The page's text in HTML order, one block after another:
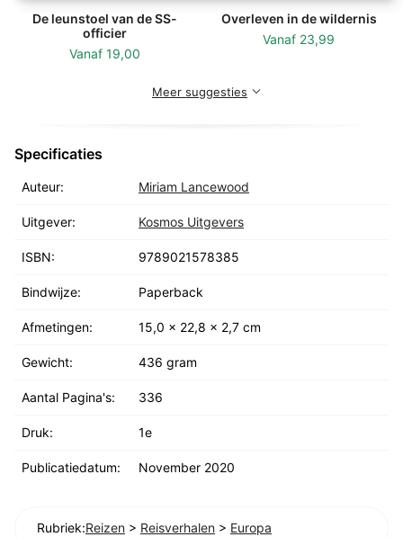
De leunstoel van de SS-
officier
Vanaf 19,00
Overleven in de wildernis
Vanaf 23,99
Meer suggesties
Specificaties
Auteur: Miriam Lancewood
Uitgever: Kosmos Uitgevers
ISBN: 9789021578385
Bindwijze: Paperback
Afmetingen: 15,0 x 22,8 x 2,7 cm
Gewicht: 436 gram
Aantal Pagina's: 336
Druk: 1e
Publicatiedatum: November 2020
Rubriek:Reizen > Reisverhalen > Europa